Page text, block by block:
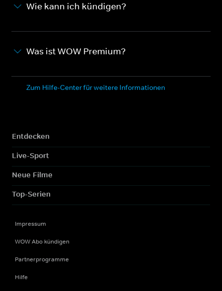
Wie kann ich kündigen?
Was ist WOW Premium?
Zum Hilfe-Center für weitere Informationen
Entdecken
Live-Sport
Neue Filme
Top-Serien
Impressum
WOW Abo kündigen
Partnerprogramme
Hilfe